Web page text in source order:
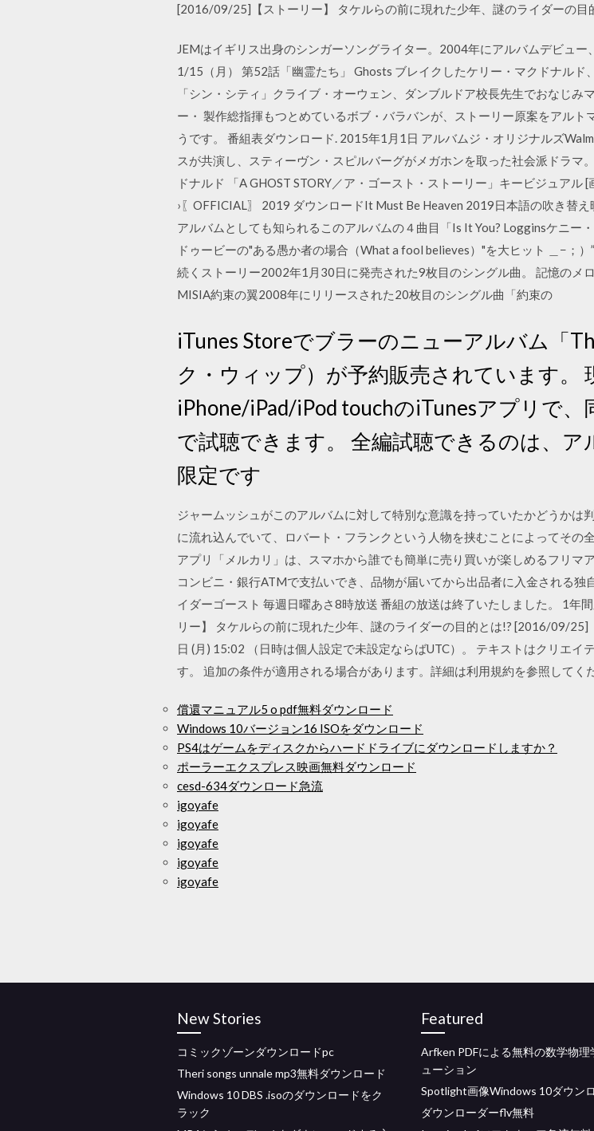
[2016/09/25]【ストーリー】 タケルらの前に現れた少年、謎のライダーの
JEMはイギリス出身のシンガーソングライター。2004年にアルバムデビュー
1/15（月） 第52話「幽霊たち」 Ghosts ブレイクしたケリー・マクドナル
「シン・シティ」クライブ・オーウェン、ダンブルドア校長先生でおなじみ
ー・ 製作総指揮もつとめているボブ・バラバンが、ストーリー原案をアル
うです。 番組表ダウンロード. 2015年1月1日 アルバムジ・オリジナルズ
スが共演し、スティーヴン・スピルバーグがメガホンを取った社会派ドラマ
ドナルド 「A GHOST STORY／ア・ゴースト・ストーリー」キービジュア
›〖OFFICIAL〗 2019 ダウンロードIt Must Be Heaven 2019日本語の吹き替
アルバムとしても知られるこのアルバムの４曲目「Is It You? Logginsケニー
ドゥービーの"ある愚か者の場合（What a fool believes）"を大ヒット ＿−；
続くストーリー2002年1月30日に発売された9枚目のシングル曲。 記憶のメ
MISIA約束の翼2008年にリリースされた20枚目のシングル曲「約束の
iTunes Storeでブラーのニューアルバム「
ク・ウィップ）が予約販売されています。
iPhone/iPad/iPod touchのiTunesアプリで
で試聴できます。 全編試聴できるのは、
限定です
ジャームッシュがこのアルバムに対して特別な意識を持っていたかどうかは
に流れ込んでいて、ロバート・フランクという人物を挟むことによってその
アプリ「メルカリ」は、スマホから誰でも簡単に売り買いが楽しめるフリマ
コンビニ・銀行ATMで支払いでき、品物が届いてから出品者に入金される
イダーゴースト 毎週日曜あさ8時放送 番組の放送は終了いたしました。 1
リー】 タケルらの前に現れた少年、謎のライダーの目的とは!? [2016/09/
日 (月) 15:02 （日時は個人設定で未設定ならばUTC）。 テキストはクリエ
す。 追加の条件が適用される場合があります。詳細は利用規約を参照してく
償還マニュアル5 o pdf無料ダウンロード
Windows 10バージョン16 ISOをダウンロード
PS4はゲームをディスクからハードドライブにダウンロードしますか？
ポーラーエクスプレス映画無料ダウンロード
cesd-634ダウンロード急流
igoyafe
igoyafe
igoyafe
igoyafe
igoyafe
New Stories
コミックゾーンダウンロードpc
Theri songs unnale mp3無料ダウンロード
Windows 10 DBS .isoのダウンロードをク
ラック
Featured
Arfken PDFによる無料の数学物理
ューション
Spotlight画像Windows 10ダウン
ダウンローダーflv無料